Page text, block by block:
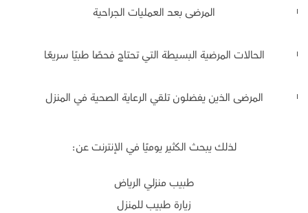
المرضى بعد العمليات الجراحية
الحالات المرضية البسيطة التي تحتاج فحصًا طبيًا سريعًا
المرضى الذين يفضلون تلقي الرعاية الصحية في المنزل
لذلك يبحث الكثير يوميًا في الإنترنت عن:
طبيب منزلي الرياض
زيارة طبيب للمنزل